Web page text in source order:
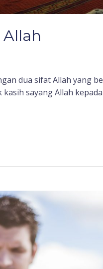
Allah
dua sifat Allah yang
sayang Allah